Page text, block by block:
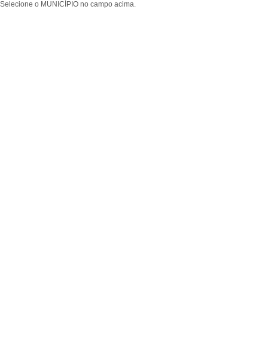
Selecione o MUNICÍPIO no campo acima.